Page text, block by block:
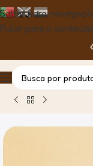
Saltar para
Pular para o
Casa Produto